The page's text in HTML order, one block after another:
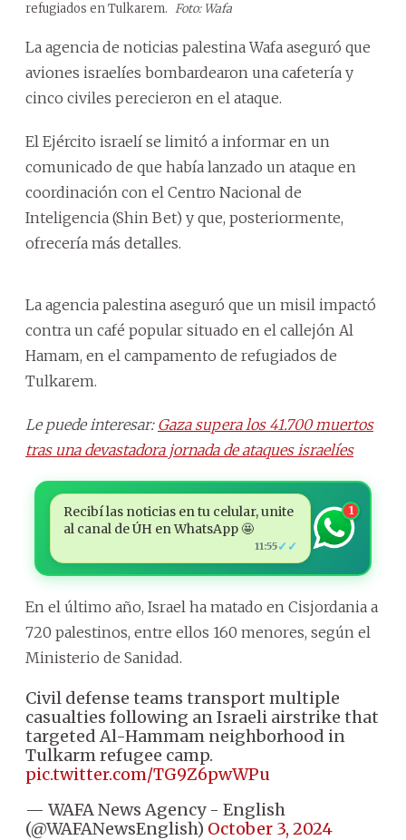
refugiados en Tulkarem. Foto: Wafa
La agencia de noticias palestina Wafa aseguró que
aviones israelíes bombardearon una cafetería y
cinco civiles perecieron en el ataque.
El Ejército israelí se limitó a informar en un
comunicado de que había lanzado un ataque en
coordinación con el Centro Nacional de
Inteligencia (Shin Bet) y que, posteriormente,
ofrecería más detalles.
La agencia palestina aseguró que un misil impactó
contra un café popular situado en el callejón Al
Hamam, en el campamento de refugiados de
Tulkarem.
Le puede interesar: Gaza supera los 41.700 muertos
tras una devastadora jornada de ataques israelíes
Recibí las noticias en tu celular, unite
al canal de ÚH en WhatsApp 🤩
11:55✓✓
1
En el último año, Israel ha matado en Cisjordania a
720 palestinos, entre ellos 160 menores, según el
Ministerio de Sanidad.
Civil defense teams transport multiple
casualties following an Israeli airstrike that
targeted Al-Hammam neighborhood in
Tulkarm refugee camp.
pic.twitter.com/TG9Z6pwWPu
— WAFA News Agency - English
(@WAFANewsEnglish) October 3, 2024